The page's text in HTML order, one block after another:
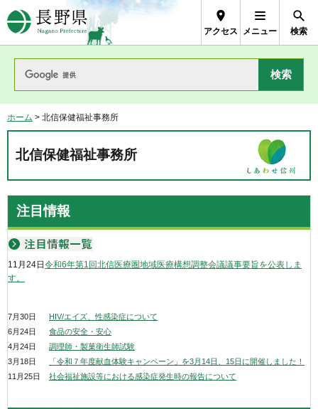
長野県Nagano Prefecture
アクセス メニュー 検索
ホーム > 北信保健福祉事務所
北信保健福祉事務所
注目情報
11月24日令和6年第1回北信医療圏地域医療構想調整会議議事要旨を公表しま
す。
7月30日
HIV/エイズ、性感染症について
6月24日
食品の安全・安心
4月24日
調理師・製菓衛生師試験
3月18日
「令和７年度献血体験キャンペーン」を3月14日、15日に開催しました！
11月25日
社会福祉施設等における感染症発生時の報告について